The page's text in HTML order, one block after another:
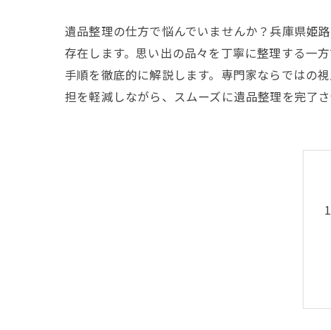
遺品整理の仕方で悩んでいませんか？兵庫県姫
存在します。思い出の品々を丁寧に整理する一
手順を徹底的に解説します。専門家ならではの
担を軽減しながら、スムーズに遺品整理を完了